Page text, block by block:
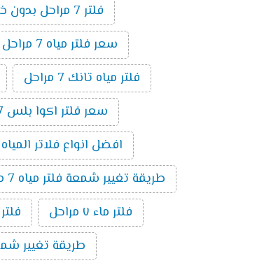
فلتر 7 مراحل بدون خزان وموتور
سعر فلتر مياه 7 مراحل تانك
فلتر مياه تانك 7 مراحل
سعر فلتر اكوا بلس 7 مراحل
افضل انواع فلاتر المياه ٧ مراحل
طريقة تغيير شمعة فلتر مياه 7 مراحل
فلتر ماء ٧ مراحل
فلتر مياه
طريقة تغيير شمعات